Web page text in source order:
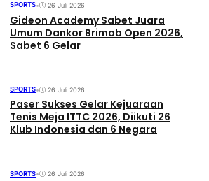
SPORTS• 26 Juli 2026
Gideon Academy Sabet Juara
Umum Dankor Brimob Open 2026,
Sabet 6 Gelar
SPORTS• 26 Juli 2026
Paser Sukses Gelar Kejuaraan
Tenis Meja ITTC 2026, Diikuti 26
Klub Indonesia dan 6 Negara
SPORTS• 26 Juli 2026